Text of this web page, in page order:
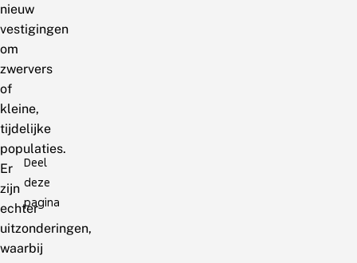
nieuw
vestigingen
om
zwervers
of
kleine,
tijdelijke
populaties.
Er
zijn
echter
uitzonderingen,
waarbij
Deel
deze
pagina